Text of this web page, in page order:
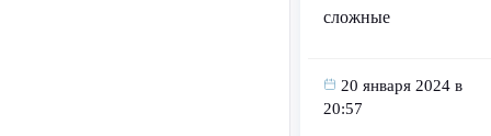
сложные
20 января 2024 в
20:57